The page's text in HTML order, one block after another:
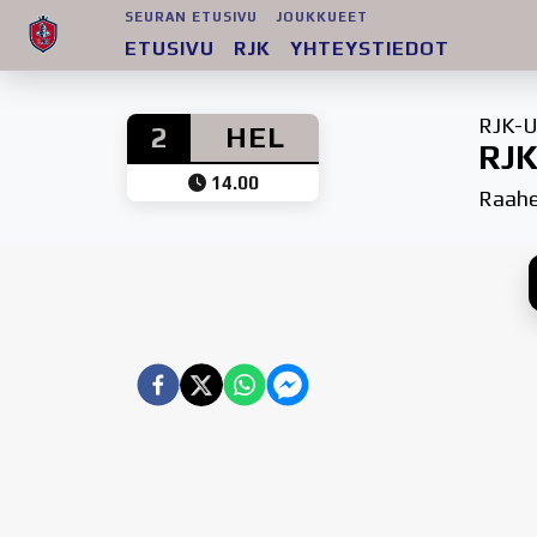
SEURAN ETUSIVU JOUKKUEET
ETUSIVU RJK YHTEYSTIEDOT
2 HEL
14.00
RJK-